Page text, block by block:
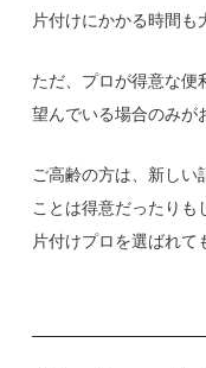
片付けにかかる時間も
ただ、プロが得意な便
望んでいる場合のみが
ご高齢の方は、新しい
ことは得意だったりも
片付けプロを選ばれて